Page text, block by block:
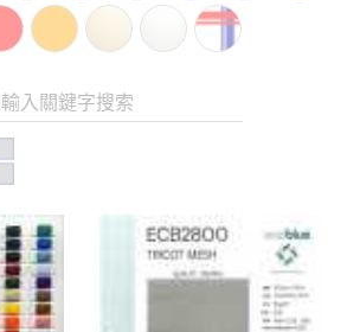
入關鍵字搜索